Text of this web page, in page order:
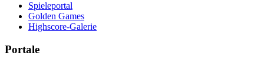
Spieleportal
Golden Games
Highscore-Galerie
Portale